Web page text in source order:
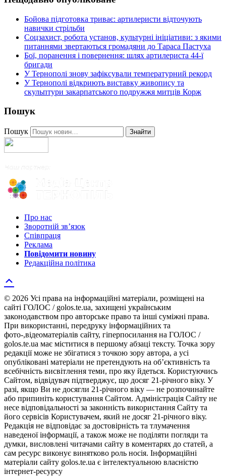
Бойова підготовка триває: артилеристи відточують
навички стрільби
Соцзахист, робота установ, культурні ініціативи: з якими
питаннями звертаються громадяни до Тараса Пастуха
Бої, поранення і повернення: шлях артилериста 44-ї
бригади
У Тернополі знову зафіксували температурний рекорд
У Тернополі відкриють виставку живопису та
скульптури закарпатського подружжя митців Корж
Пошук
Пошук Знайти
Про нас
Зворотній зв’язок
Співпраця
Реклама
Повідомити новину
Редакційна політика
© 2026 Усі права на інформаційні матеріали, розміщені на
сайті ГОЛОС / golos.te.ua, захищені українським
законодавством про авторське право та інші суміжні права.
При використанні, передруку інформаційних та
фото-,відеоматеріалів сайту, гіперпосилання на ГОЛОС /
golos.te.ua має міститися в першому абзаці тексту. Точка зору
редакції може не збігатися з точкою зору автора, а усі
опубліковані матеріали не претендують на об’єктивність та
всебічність висвітлення теми, про яку йдеться. Користуючись
Сайтом, відвідувач підтверджує, що досяг 21-річного віку. У
разі, якщо Ви не досягли 21-річного віку — не розпочинайте
або припиніть користування Сайтом. Адміністрація Сайту не
несе відповідальності за законність використання Сайту та
його сервісів Користувачем, який не досяг 21-річного віку.
Редакція не відповідає за достовірність та тлумачення
наведеної інформації, а також може не поділяти погляди та
думки, висловлені читачами сайту в коментарях до статей, а
сам ресурс виконує винятково роль носія. Інформаційні
матеріали сайту golos.te.ua є інтелектуальною власністю
інтернет-ресурсу